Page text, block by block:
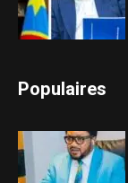
Populaires